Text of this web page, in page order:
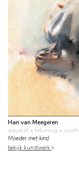
Han van Meegeren
aquarel • tekening •
Moeder met kind
bekijk kunstwerk